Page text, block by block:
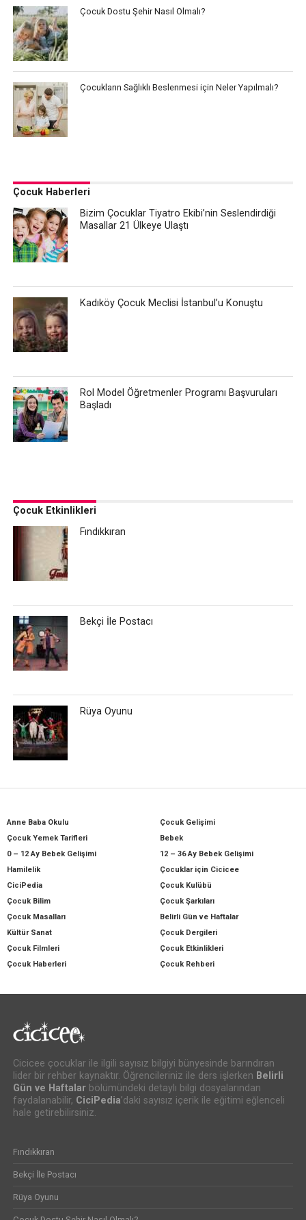
Çocuk Dostu Şehir Nasıl Olmalı?
Çocukların Sağlıklı Beslenmesi için Neler Yapılmalı?
Çocuk Haberleri
Bizim Çocuklar Tiyatro Ekibi’nin Seslendirdiği
Masallar 21 Ülkeye Ulaştı
Kadıköy Çocuk Meclisi İstanbul’u Konuştu
Rol Model Öğretmenler Programı Başvuruları
Başladı
Çocuk Etkinlikleri
Fındıkkıran
Bekçi İle Postacı
Rüya Oyunu
Anne Baba Okulu
Çocuk Gelişimi
Çocuk Yemek Tarifleri
Bebek
0 – 12 Ay Bebek Gelişimi
12 – 36 Ay Bebek Gelişimi
Hamilelik
Çocuklar için Cicicee
CiciPedia
Çocuk Kulübü
Çocuk Bilim
Çocuk Şarkıları
Çocuk Masalları
Belirli Gün ve Haftalar
Kültür Sanat
Çocuk Dergileri
Çocuk Filmleri
Çocuk Etkinlikleri
Çocuk Haberleri
Çocuk Rehberi
Cicicee çocuklar ile ilgili sayısız bilgiyi bünyesinde barındıran
lider bir rehber kaynaktır. Öğrencileriniz ile ders işlerken Belirli
Gün ve Haftalarbölümündeki detaylı bilgi dosyalarından
faydalanabilir, CiciPedia’daki sayısız içerik ile eğitimi eğlenceli
hale getirebilirsiniz.
Fındıkkıran
Bekçi İle Postacı
Rüya Oyunu